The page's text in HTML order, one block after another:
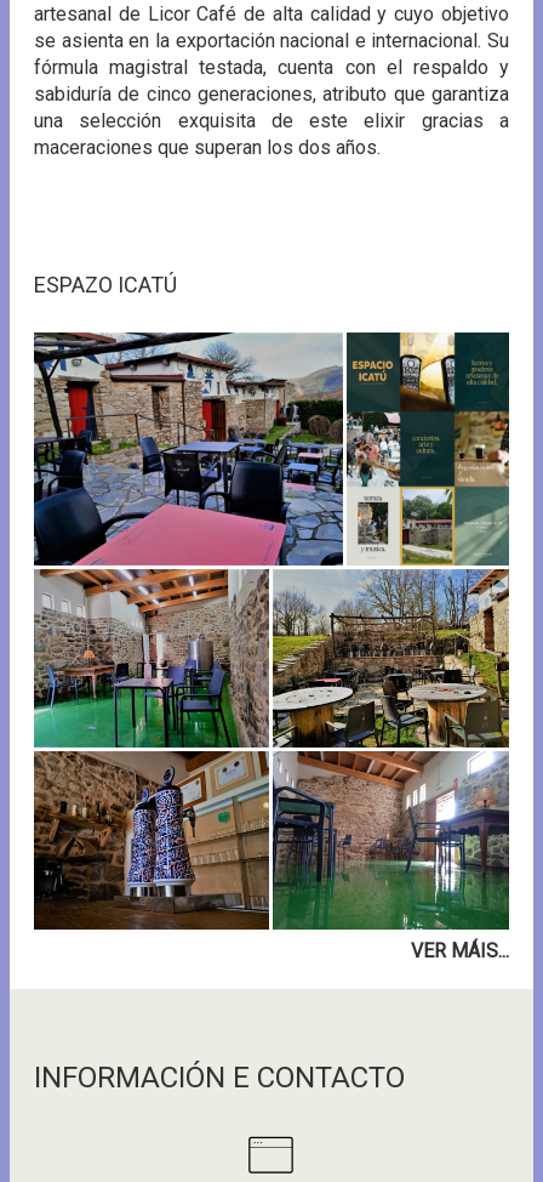
artesanal de Licor Café de alta calidad y cuyo objetivo
se asienta en la exportación nacional e internacional. Su
fórmula magistral testada, cuenta con el respaldo y
sabiduría de cinco generaciones, atributo que garantiza
una selección exquisita de este elixir gracias a
maceraciones que superan los dos años.
ESPAZO ICATÚ
VER MÁIS...
INFORMACIÓN E CONTACTO